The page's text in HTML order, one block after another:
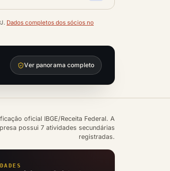
Dados completos dos sócios no
Ver panorama completo
oficial IBGE/Receita Federal. A
possui 7 atividades secundárias
registradas.